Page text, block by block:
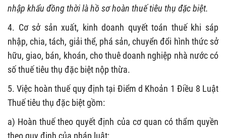
nhập khẩu đồng thời là hồ sơ hoàn thuế tiêu thụ đặc biệt.
4. Cơ sở sản xuất, kinh doanh quyết toán thuế khi sáp
nhập, chia, tách, giải thể, phá sản, chuyển đổi hình thức sở
hữu, giao, bán, khoán, cho thuê doanh nghiệp nhà nước có
số thuế tiêu thụ đặc biệt nộp thừa.
5. Việc hoàn thuế quy định tại Điểm d Khoản 1 Điều 8 Luật
Thuế tiêu thụ đặc biệt gồm:
a) Hoàn thuế theo quyết định của cơ quan có thẩm quyền
theo quy định của pháp luật;